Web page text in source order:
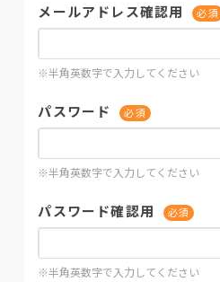
メールアドレス確認用 必須
※半角英数字で入力してください
パスワード 必須
※半角英数字で入力してください
パスワード確認用 必須
※半角英数字で入力してください